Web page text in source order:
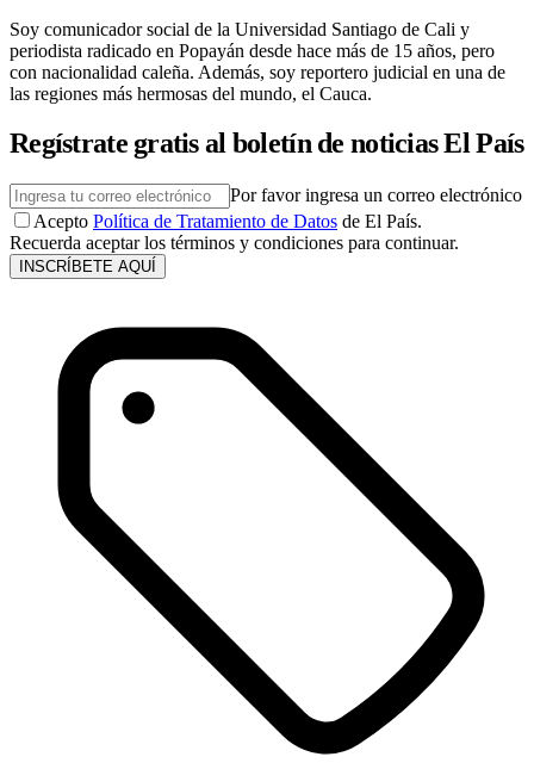
Soy comunicador social de la Universidad Santiago de Cali y
periodista radicado en Popayán desde hace más de 15 años, pero
con nacionalidad caleña. Además, soy reportero judicial en una de
las regiones más hermosas del mundo, el Cauca.
Regístrate gratis al boletín de noticias El País
Por favor ingresa un correo electrónico
Acepto Política de Tratamiento de Datos de El País.
Recuerda aceptar los términos y condiciones para continuar.
INSCRÍBETE AQUÍ